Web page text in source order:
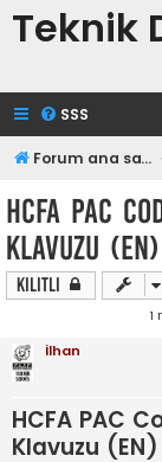
Teknik
SSS
Forum ana sayfa
HCFA PAC
Klavuzu (EN)
Kilitli
1
İlhan
HCFA PAC
Klavuzu (EN)